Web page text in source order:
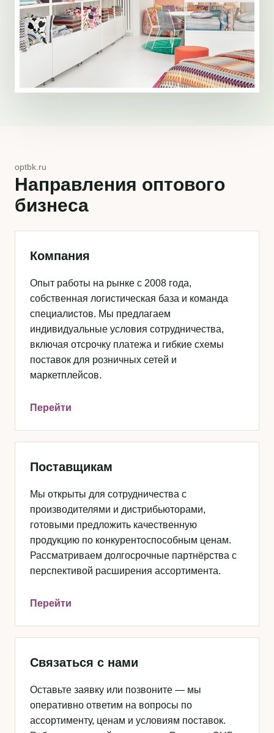
optbk.ru
Направления оптового
бизнеса
Компания
Опыт работы на рынке с 2008 года,
собственная логистическая база и команда
специалистов. Мы предлагаем
индивидуальные условия сотрудничества,
включая отсрочку платежа и гибкие схемы
поставок для розничных сетей и
маркетплейсов.
Перейти
Поставщикам
Мы открыты для сотрудничества с
производителями и дистрибьюторами,
готовыми предложить качественную
продукцию по конкурентоспособным ценам.
Рассматриваем долгосрочные партнёрства с
перспективой расширения ассортимента.
Перейти
Связаться с нами
Оставьте заявку или позвоните — мы
оперативно ответим на вопросы по
ассортименту, ценам и условиям поставок.